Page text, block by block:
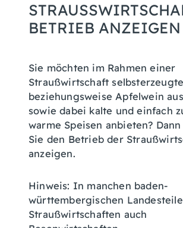
ETRIEB ANZEIGEN
Sie möchten im Rahmen einer
Straußwirtschaft
beziehungsweise Apfelwein
sowie dabei kalte und einfach
warme Speisen anbieten? Dann
Sie den Betrieb der
anzeigen.
Hinweis: In manchen baden-
württembergischen
Straußwirtschaften auch